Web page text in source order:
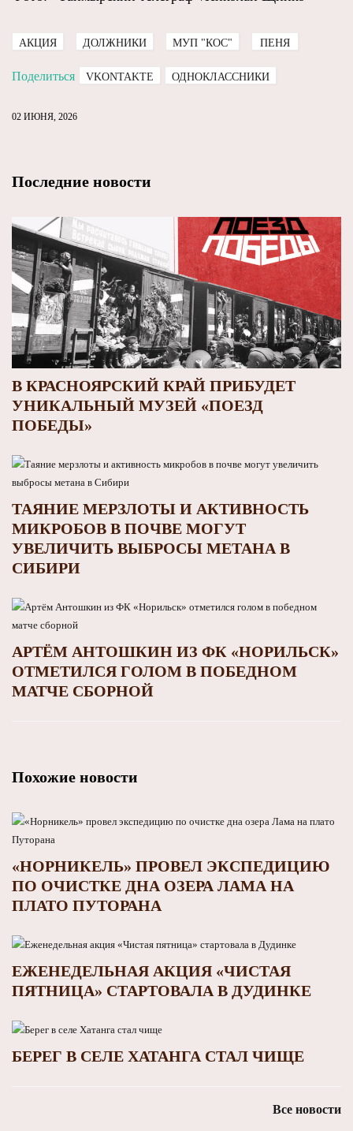
АКЦИЯ ДОЛЖНИКИ МУП "КОС" ПЕНЯ
Поделиться VKONTAKTE ОДНОКЛАССНИКИ
02 ИЮНЯ, 2026
Последние новости
В КРАСНОЯРСКИЙ КРАЙ ПРИБУДЕТ
УНИКАЛЬНЫЙ МУЗЕЙ «ПОЕЗД
ПОБЕДЫ»
ТАЯНИЕ МЕРЗЛОТЫ И АКТИВНОСТЬ
МИКРОБОВ В ПОЧВЕ МОГУТ
УВЕЛИЧИТЬ ВЫБРОСЫ МЕТАНА В
СИБИРИ
АРТЁМ АНТОШКИН ИЗ ФК «НОРИЛЬСК»
ОТМЕТИЛСЯ ГОЛОМ В ПОБЕДНОМ
МАТЧЕ СБОРНОЙ
Похожие новости
«НОРНИКЕЛЬ» ПРОВЕЛ ЭКСПЕДИЦИЮ
ПО ОЧИСТКЕ ДНА ОЗЕРА ЛАМА НА
ПЛАТО ПУТОРАНА
ЕЖЕНЕДЕЛЬНАЯ АКЦИЯ «ЧИСТАЯ
ПЯТНИЦА» СТАРТОВАЛА В ДУДИНКЕ
БЕРЕГ В СЕЛЕ ХАТАНГА СТАЛ ЧИЩЕ
Все новости